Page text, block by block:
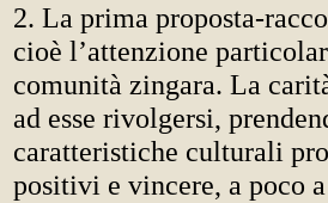
2. La prima proposta-
cioè l’attenzione
comunità zingara. La
ad esse rivolgersi,
caratteristiche culturali
positivi e vincere, a poco